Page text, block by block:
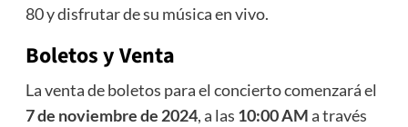
80 y disfrutar de su música en vivo.
Boletos y Venta
La venta de boletos para el concierto comenzará el
7 de noviembre de 2024, a las 10:00 AMa través